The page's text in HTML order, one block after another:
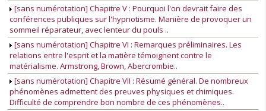
[sans numérotation] Chapitre V : Pourquoi l'on devrait faire des
conférences publiques sur l'hypnotisme. Manière de provoquer un
sommeil réparateur, avec lenteur du pouls ..
[sans numérotation] Chapitre VI : Remarques préliminaires. Les
relations entre l'esprit et la matière témoignent contre le
matérialisme. Armstrong, Brown, Abercrombie..
[sans numérotation] Chapitre VII : Résumé général. De nombreux
phénomènes admettent des preuves physiques et chimiques.
Difficulté de comprendre bon nombre de ces phénomènes..